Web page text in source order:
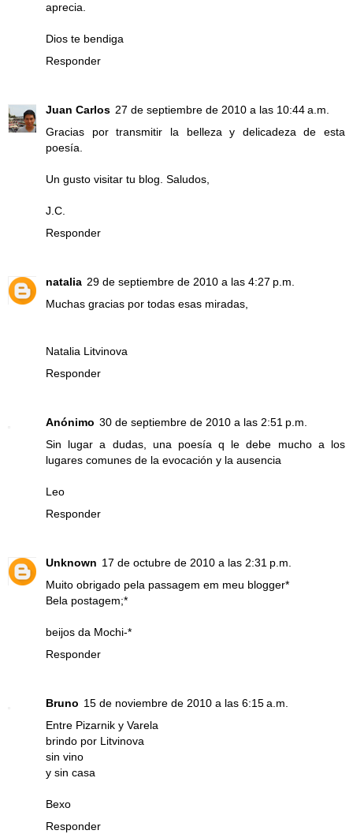
aprecia.
Dios te bendiga
Responder
Juan Carlos 27 de septiembre de 2010 a las 10:44 a.m.
Gracias por transmitir la belleza y delicadeza de esta
poesía.
Un gusto visitar tu blog. Saludos,
J.C.
Responder
natalia 29 de septiembre de 2010 a las 4:27 p.m.
Muchas gracias por todas esas miradas,
Natalia Litvinova
Responder
Anónimo 30 de septiembre de 2010 a las 2:51 p.m.
Sin lugar a dudas, una poesía q le debe mucho a los
lugares comunes de la evocación y la ausencia
Leo
Responder
Unknown 17 de octubre de 2010 a las 2:31 p.m.
Muito obrigado pela passagem em meu blogger*
Bela postagem;*
beijos da Mochi-*
Responder
Bruno 15 de noviembre de 2010 a las 6:15 a.m.
Entre Pizarnik y Varela
brindo por Litvinova
sin vino
y sin casa
Bexo
Responder